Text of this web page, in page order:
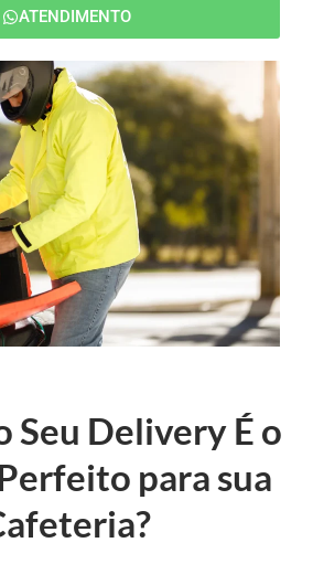
ATENDIMENTO
Seu Delivery É o
para sua